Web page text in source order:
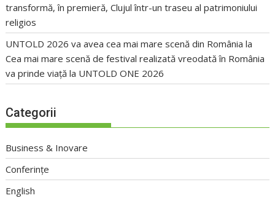
transformă, în premieră, Clujul într-un traseu al patrimoniului
religios
UNTOLD 2026 va avea cea mai mare scenă din România la
Cea mai mare scenă de festival realizată vreodată în România
va prinde viață la UNTOLD ONE 2026
Categorii
Business & Inovare
Conferințe
English